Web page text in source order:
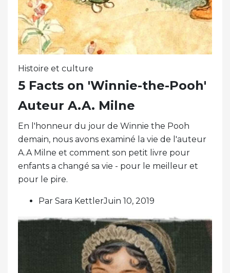
Histoire et culture
5 Facts on 'Winnie-the-Pooh'
Auteur A.A. Milne
En l'honneur du jour de Winnie the Pooh
demain, nous avons examiné la vie de l'auteur
A.A Milne et comment son petit livre pour
enfants a changé sa vie - pour le meilleur et
pour le pire.
Par Sara KettlerJuin 10, 2019